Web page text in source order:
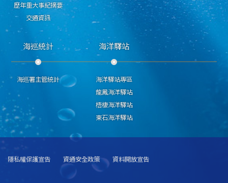
歷年重大事紀摘要
交通資訊
海巡統計
海巡署主管統計
海洋驛站
海洋驛站專區
龍鳳海洋驛站
梧棲海洋驛站
東石海洋驛站
隱私權保護宣告 資通安全政策 資料開放宣告